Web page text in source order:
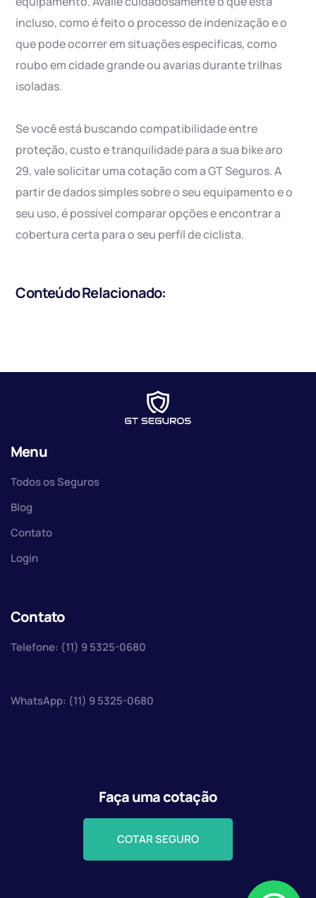
incluso, como é feito o processo de indenização e o
que pode ocorrer em situações específicas, como
roubo em cidade grande ou avarias durante trilhas
isoladas.
Se você está buscando compatibilidade entre
proteção, custo e tranquilidade para a sua bike aro
29, vale solicitar uma cotação com a GT Seguros. A
partir de dados simples sobre o seu equipamento e o
seu uso, é possível comparar opções e encontrar a
cobertura certa para o seu perfil de ciclista.
Conteúdo Relacionado:
Menu
Todos os Seguros
Blog
Contato
Login
Contato
Telefone: (11) 9 5325-0680
WhatsApp: (11) 9 5325-0680
Faça uma cotação
COTAR SEGURO